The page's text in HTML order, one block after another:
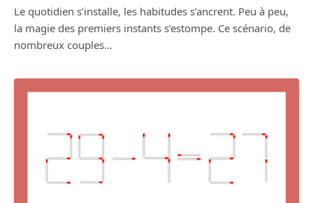
Le quotidien s’installe, les habitudes s’ancrent. Peu à peu,
la magie des premiers instants s’estompe. Ce scénario, de
nombreux couples…